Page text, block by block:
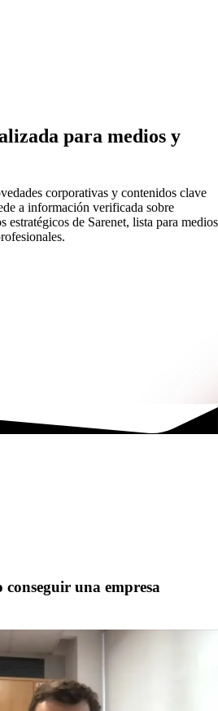
para medios y
corporativas y contenidos clave
a información verificada sobre
estratégicos de Sarenet, lista para medios
una empresa